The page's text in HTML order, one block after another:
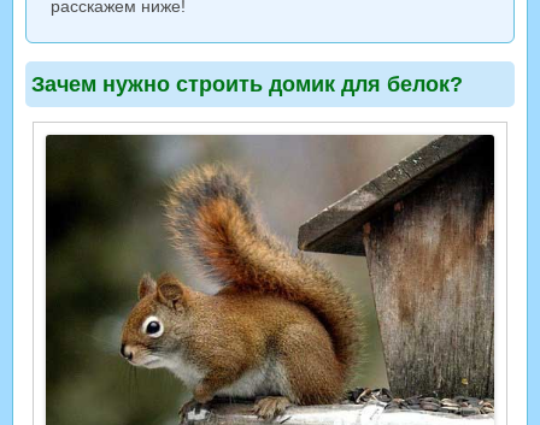
расскажем ниже!
Зачем нужно строить домик для белок?